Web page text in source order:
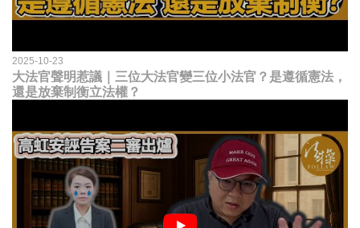
2025-10-23
大法官聲明惹議｜三位大法官變三位小法官？是遵循憲法，
還是放棄制衡立法權？